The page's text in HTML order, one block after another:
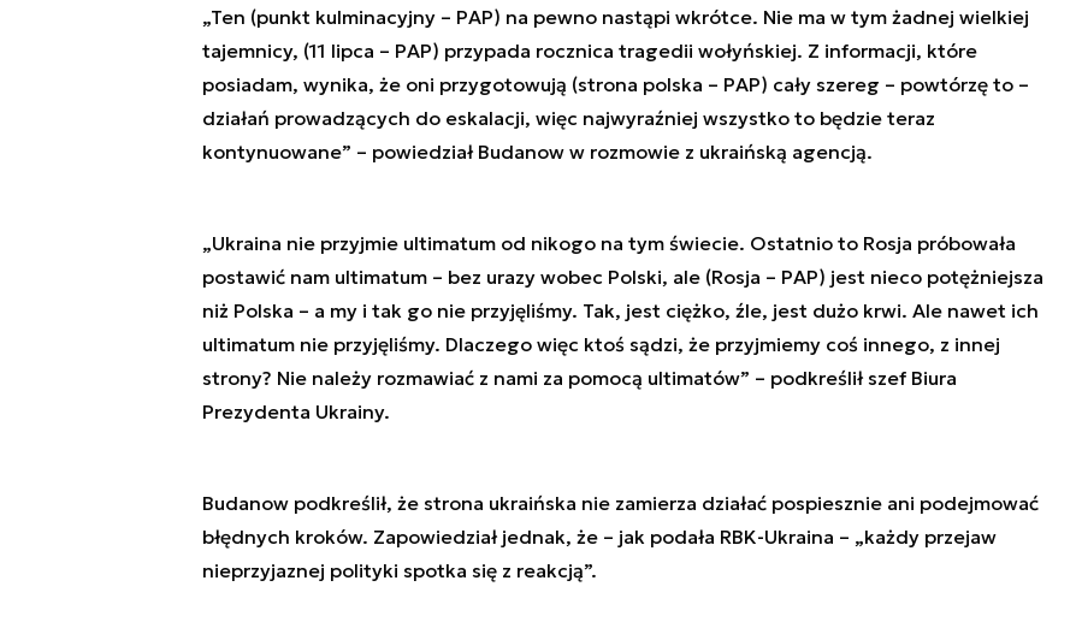
„Ten (punkt kulminacyjny – PAP) na pewno nastąpi wkrótce. Nie ma w tym żadnej wielkiej
tajemnicy, (11 lipca – PAP) przypada rocznica tragedii wołyńskiej. Z informacji, które
posiadam, wynika, że oni przygotowują (strona polska – PAP) cały szereg – powtórzę to –
działań prowadzących do eskalacji, więc najwyraźniej wszystko to będzie teraz
kontynuowane” – powiedział Budanow w rozmowie z ukraińską agencją.
„Ukraina nie przyjmie ultimatum od nikogo na tym świecie. Ostatnio to Rosja próbowała
postawić nam ultimatum – bez urazy wobec Polski, ale (Rosja – PAP) jest nieco potężniejsza
niż Polska – a my i tak go nie przyjęliśmy. Tak, jest ciężko, źle, jest dużo krwi. Ale nawet ich
ultimatum nie przyjęliśmy. Dlaczego więc ktoś sądzi, że przyjmiemy coś innego, z innej
strony? Nie należy rozmawiać z nami za pomocą ultimatów” – podkreślił szef Biura
Prezydenta Ukrainy.
Budanow podkreślił, że strona ukraińska nie zamierza działać pospiesznie ani podejmować
błędnych kroków. Zapowiedział jednak, że – jak podała RBK-Ukraina – „każdy przejaw
nieprzyjaznej polityki spotka się z reakcją”.